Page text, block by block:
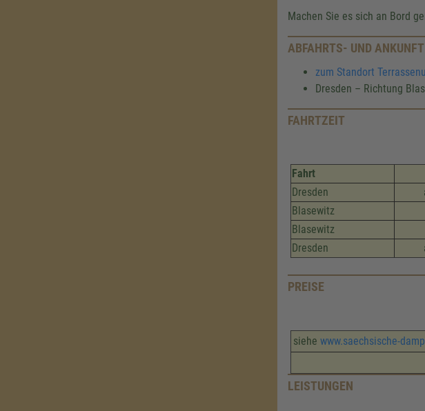
Machen Sie es sich an Bord
ABFAHRTS- UND ANKUNFT
zum Standort
Dresden – Richtung
FAHRTZEIT
Fahrt
Dresden
Blasewitz
Blasewitz
Dresden
PREISE
siehe www.saechsische-
LEISTUNGEN